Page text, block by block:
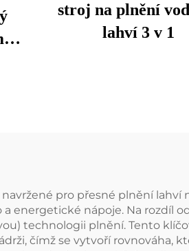
stroj na plnění
lahví 3 v 1
pro přesné plnění
energetické nápoje. Na rozdíl
technologii plnění. Tento
čímž se vytvoří rovnováha,